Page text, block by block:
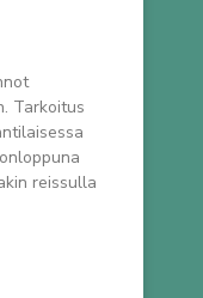
Tarkoitus
reissulla